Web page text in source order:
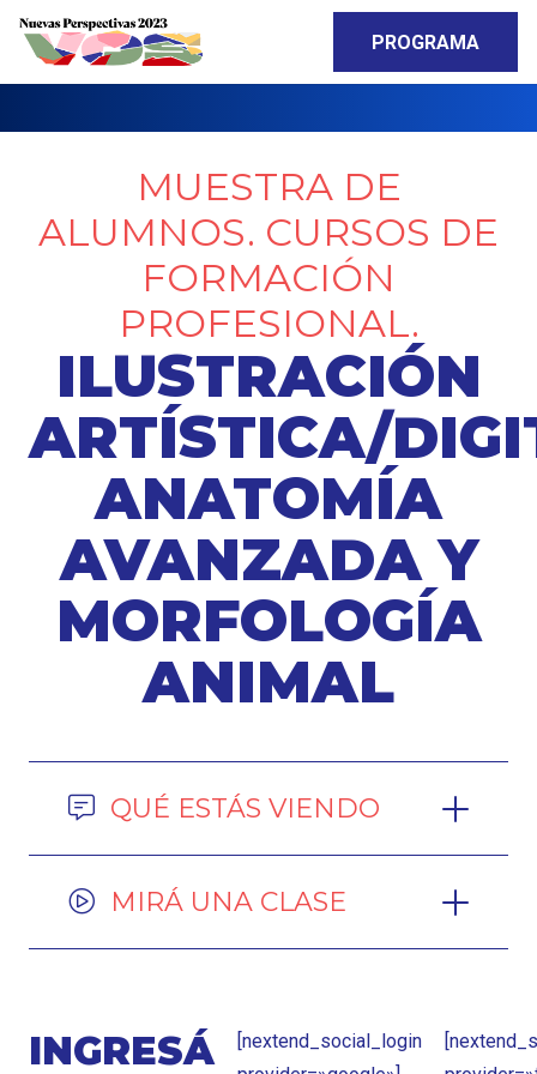
PROGRAMA
MUESTRA DE
ALUMNOS. CURSOS DE
FORMACIÓN
PROFESIONAL.
ILUSTRACIÓN
ARTÍSTICA/
ANATOMÍA
AVANZADA Y
MORFOLOGÍA
ANIMAL
QUÉ ESTÁS VIENDO
MIRÁ UNA CLASE
INGRESÁ
[nextend_social_login